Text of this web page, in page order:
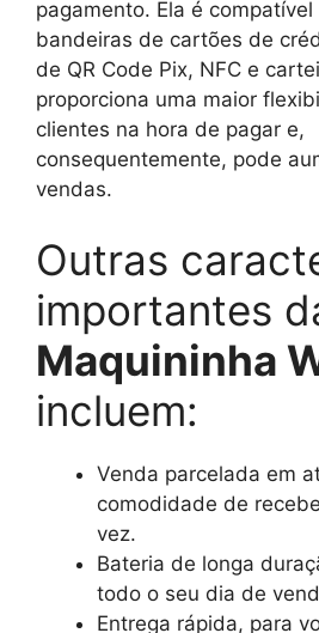
pagamento. Ela é
bandeiras de cartões de
de QR Code Pix, NFC e
proporciona uma maior
clientes na hora de pagar e,
consequentemente, pode
vendas.
Outras
importantes
Maquininha
incluem:
Venda parcelada em
comodidade de
vez.
Bateria de longa
todo o seu dia de
Entrega rápida, para